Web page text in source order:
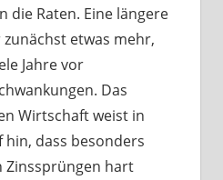
die Raten. Eine längere
etwas mehr,
Jahre vor
Das
Wirtschaft weist in
hin, dass besonders
Zinssprüngen hart